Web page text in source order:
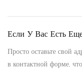
Если У Вас Есть
Просто оставьте свой
в контактной форме,